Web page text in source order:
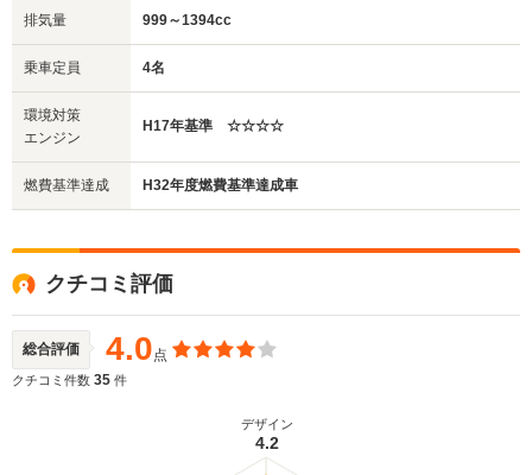
排気量 999～1394cc
乗車定員 4名
環境対策
エンジン
H17年基準 ☆☆☆☆
燃費基準達成 H32年度燃費基準達成車
クチコミ評価
総合評価 4.0点
クチコミ件数 35 件
デザイン
4.2